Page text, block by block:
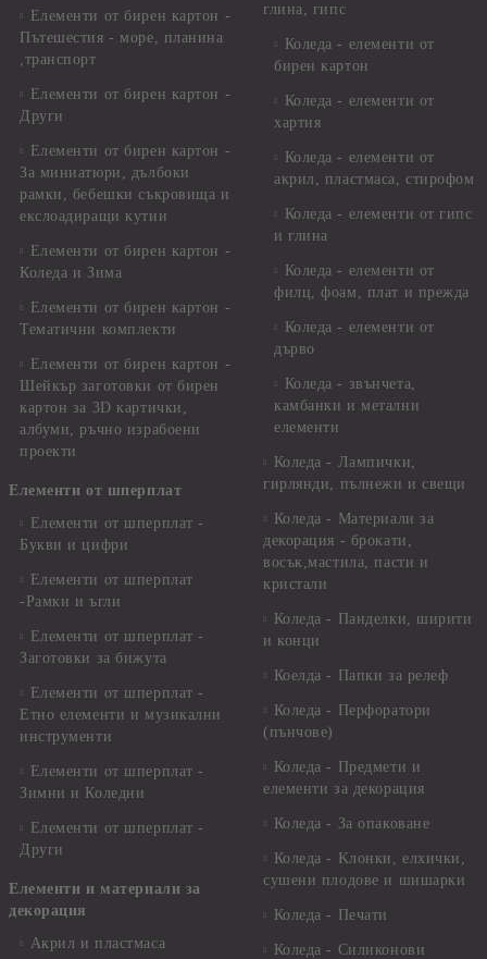
Елементи от бирен картон -
Пътешестия - море, планина
,транспорт
Елементи от бирен картон -
Други
Елементи от бирен картон -
За миниатюри, дълбоки
рамки, бебешки съкровища и
екслоадиращи кутии
Елементи от бирен картон -
Коледа и Зима
Елементи от бирен картон -
Тематични комплекти
Елементи от бирен картон -
Шейкър заготовки от бирен
картон за 3D картички,
албуми, ръчно израбоени
проекти
Елементи от шперплат
Елементи от шперплат -
Букви и цифри
Елементи от шперплат
-Рамки и ъгли
Елементи от шперплат -
Заготовки за бижута
Елементи от шперплат -
Етно елементи и музикални
инструменти
Елементи от шперплат -
Зимни и Коледни
Елементи от шперплат -
Други
Елементи и материали за
декорация
Акрил и пластмаса
глина, гипс
Коледа - елементи от
бирен картон
Коледа - елементи от
хартия
Коледа - елементи от
акрил, пластмаса, стирофом
Коледа - елементи от гипс
и глина
Коледа - елементи от
филц, фоам, плат и прежда
Коледа - елементи от
дърво
Коледа - звънчета,
камбанки и метални
елементи
Коледа - Лампички,
гирлянди, пълнежи и свещи
Коледа - Материали за
декорация - брокати,
восък,мастила, пасти и
кристали
Коледа - Панделки, ширити
и конци
Коелда - Папки за релеф
Коледа - Перфоратори
(пънчове)
Коледа - Предмети и
елементи за декорация
Коледа - За опаковане
Коледа - Kлонки, елхички,
сушени плодове и шишарки
Коледа - Печати
Коледа - Силиконови